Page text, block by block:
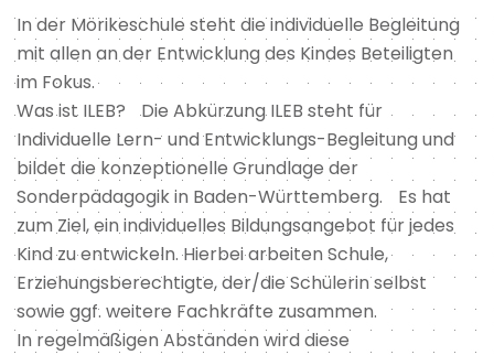
In der Mörikeschule steht die individuelle Begleitung
mit allen an der Entwicklung des Kindes Beteiligten
im Fokus.
Was ist ILEB? Die Abkürzung ILEB steht für
Individuelle Lern- und Entwicklungs-Begleitung und
bildet die konzeptionelle Grundlage der
Sonderpädagogik in Baden-Württemberg. Es hat
zum Ziel, ein individuelles Bildungsangebot für jedes
Kind zu entwickeln. Hierbei arbeiten Schule,
Erziehungsberechtigte, der/die Schülerin selbst
sowie ggf. weitere Fachkräfte zusammen.
In regelmäßigen Abständen wird diese